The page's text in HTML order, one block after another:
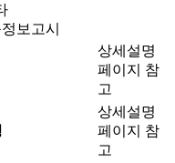
보고시
상세설명
페이지 참
고
상세설명
페이지 참
고